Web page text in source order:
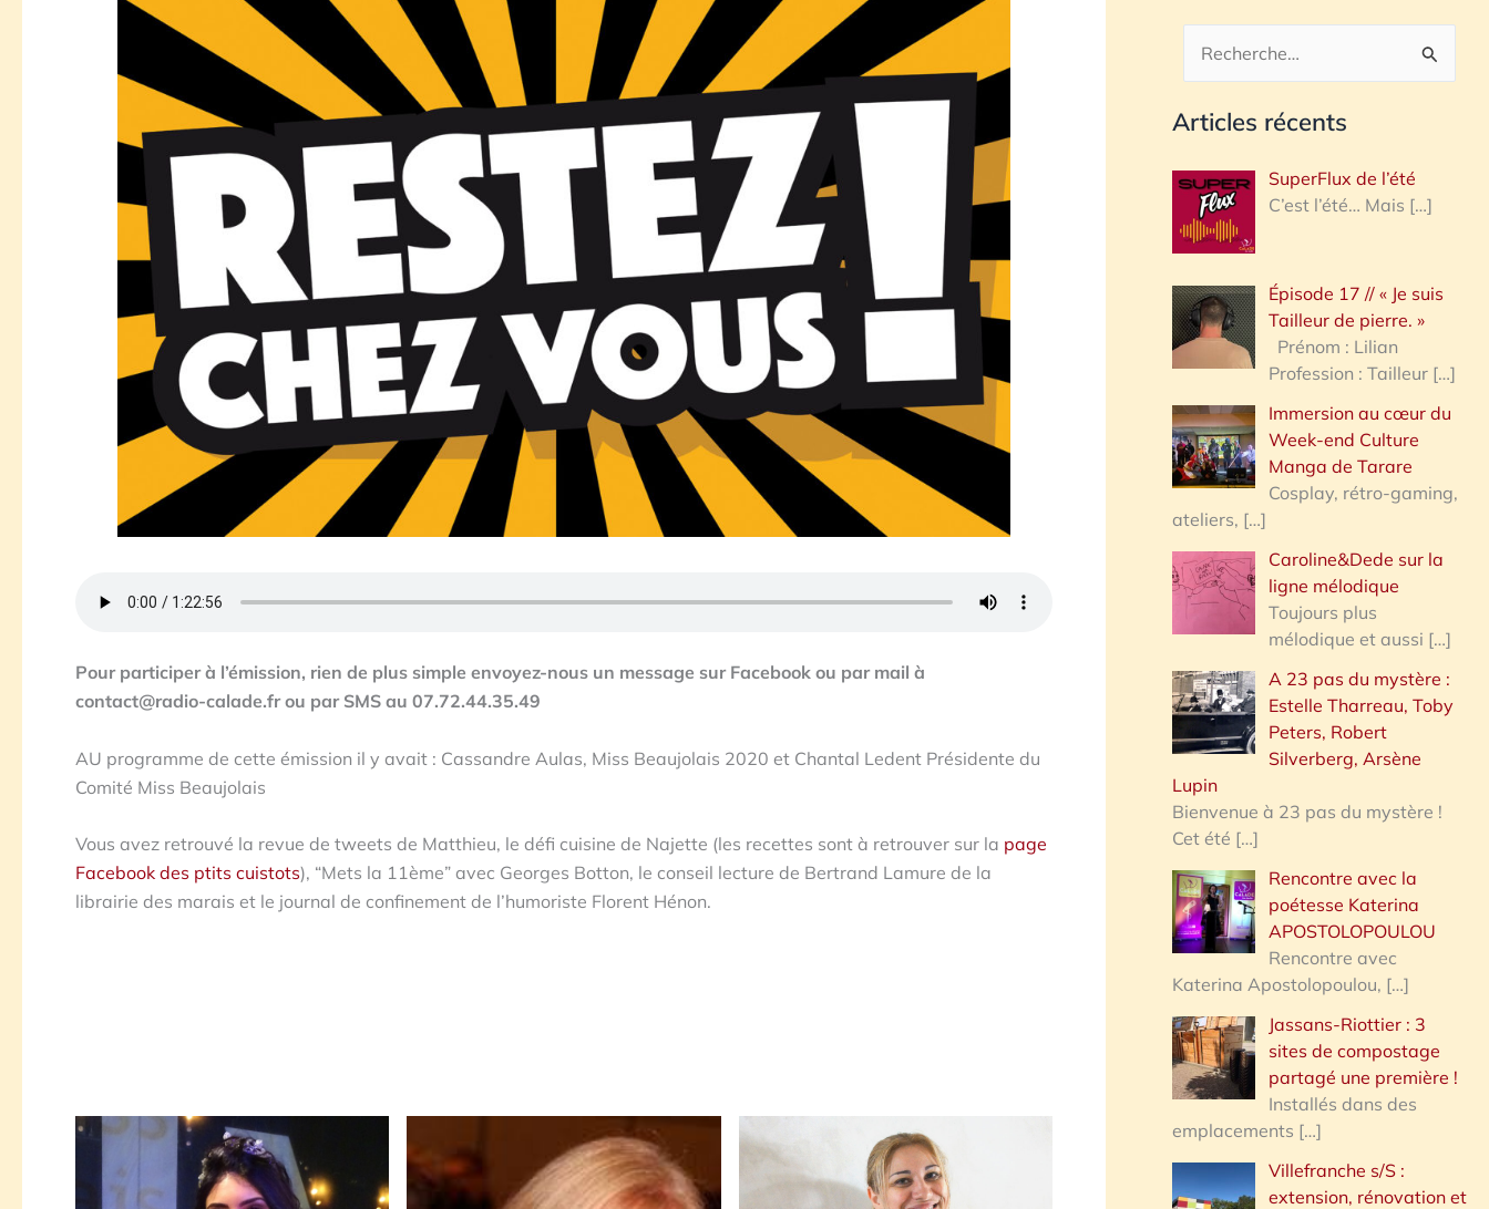
Pour participer à l’émission, rien de plus simple envoyez-nous un message sur Facebook ou par mail à
contact@radio-calade.fr ou par SMS au 07.72.44.35.49
AU programme de cette émission il y avait : Cassandre Aulas, Miss Beaujolais 2020 et Chantal Ledent Présidente du
Comité Miss Beaujolais
Vous avez retrouvé la revue de tweets de Matthieu, le défi cuisine de Najette (les recettes sont à retrouver sur la page
Facebook des ptits cuistots), “Mets la 11ème” avec Georges Botton, le conseil lecture de Bertrand Lamure de la
librairie des marais et le journal de confinement de l’humoriste Florent Hénon.
c
h
r
h
e
:
Articles récents
SuperFlux de l’été
C’est l’été… Mais […]
Épisode 17 // « Je suis
Tailleur de pierre. »
Prénom : Lilian
Profession : Tailleur […]
Immersion au cœur du
Week-end Culture
Manga de Tarare
Cosplay, rétro-gaming,
ateliers, […]
Caroline&Dede sur la
ligne mélodique
Toujours plus
mélodique et aussi […]
A 23 pas du mystère :
Estelle Tharreau, Toby
Peters, Robert
Silverberg, Arsène
Lupin
Bienvenue à 23 pas du mystère !
Cet été […]
Rencontre avec la
poétesse Katerina
APOSTOLOPOULOU
Rencontre avec
Katerina Apostolopoulou, […]
Jassans-Riottier : 3
sites de compostage
partagé une première !
Installés dans des
emplacements […]
Villefranche s/S :
extension, rénovation et